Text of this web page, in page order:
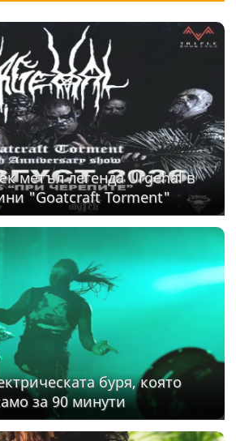
метъл легенда Urgehal в
"Goatcraft Torment"
буря, която
за 90 минути